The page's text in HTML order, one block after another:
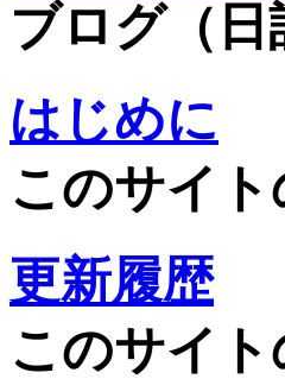
ブログ（日
はじめに
このサイ
更新履歴
このサイ